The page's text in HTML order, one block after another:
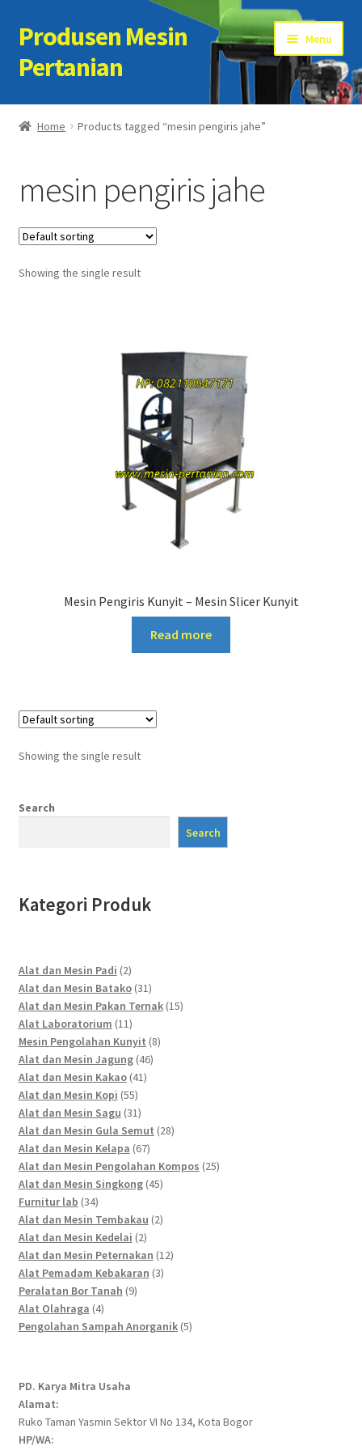
Skip
to
navigation
Skip
to
content
Produsen Mesin
Pertanian
Menu
Home
Cart
Checkout
Kontak Kami
Home Products tagged “mesin pengiris jahe”
mesin pengiris jahe
Showing the single result
Mesin Pengiris Kunyit – Mesin Slicer Kunyit
Read more
Showing the single result
Search
Search
Kategori Produk
Alat dan Mesin Padi 22
products
Alat dan Mesin Batako 3131
products
Alat dan Mesin Pakan Ternak 1515
Alat Laboratorium 1111
products
Mesin Pengolahan Kunyit 88
Alat dan Mesin Jagung 4646
Alat dan Mesin Kakao 4141
Alat dan Mesin Kopi 5555
products
Alat dan Mesin Sagu 3131
products
Alat dan Mesin Gula Semut 2828
Alat dan Mesin Kelapa 6767
products
Alat dan Mesin Pengolahan Kompos 2525
Alat dan Mesin Singkong 4545
Furnitur lab 3434
products
Alat dan Mesin Tembakau 22
Alat dan Mesin Kedelai 22
products
Alat dan Mesin Peternakan 1212
Alat Pemadam Kebakaran 33
Peralatan Bor Tanah 99
Alat Olahraga 44
products
Pengolahan Sampah Anorganik 55
PD. Karya Mitra Usaha
Alamat:
Ruko Taman Yasmin Sektor VI No 134, Kota Bogor
HP/WA: